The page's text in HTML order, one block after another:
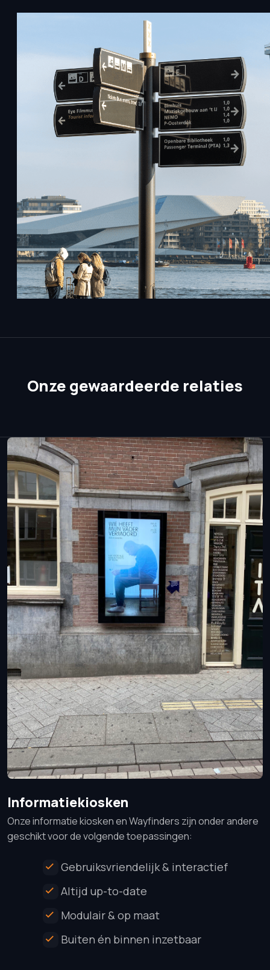
Onze gewaardeerde relaties
Informatiekiosken
Onze informatie kiosken en Wayfinders zijn onder andere
geschikt voor de volgende toepassingen:
Gebruiksvriendelijk & interactief
Altijd up-to-date
Modulair & op maat
Buiten én binnen inzetbaar